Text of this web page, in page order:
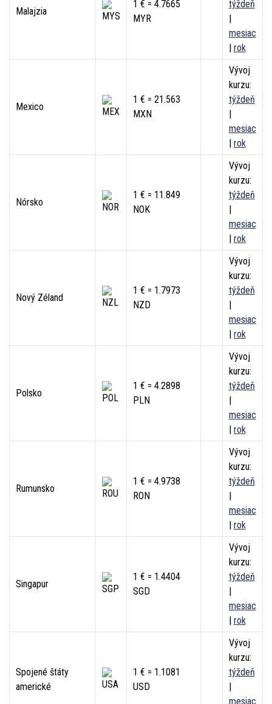
Malajzia
1 € = 4.7665
MYR
týždeň
|
mesiac
| rok
Mexico
1 € = 21.563
MXN
Vývoj
kurzu:
týždeň
|
mesiac
| rok
Nórsko
1 € = 11.849
NOK
Vývoj
kurzu:
týždeň
|
mesiac
| rok
Nový Zéland
1 € = 1.7973
NZD
Vývoj
kurzu:
týždeň
|
mesiac
| rok
Polsko
1 € = 4.2898
PLN
Vývoj
kurzu:
týždeň
|
mesiac
| rok
Rumunsko
1 € = 4.9738
RON
Vývoj
kurzu:
týždeň
|
mesiac
| rok
Singapur
1 € = 1.4404
SGD
Vývoj
kurzu:
týždeň
|
mesiac
| rok
Spojené štáty
americké
1 € = 1.1081
USD
Vývoj
kurzu:
týždeň
|
mesiac